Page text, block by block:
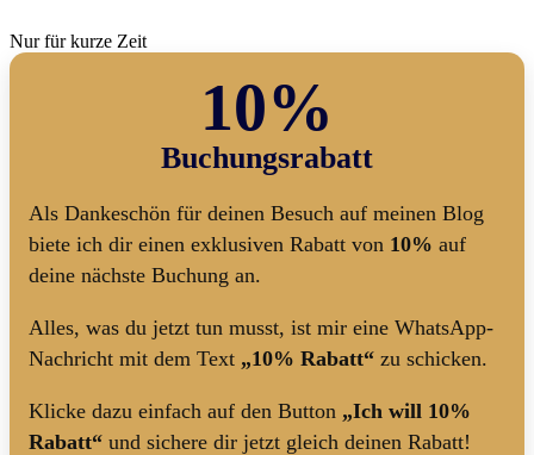
Nur für kurze Zeit
10%
Buchungsrabatt
Als Dankeschön für deinen Besuch auf meinen Blog
biete ich dir einen exklusiven Rabatt von 10% auf
deine nächste Buchung an.
Alles, was du jetzt tun musst, ist mir eine WhatsApp-
Nachricht mit dem Text „10% Rabatt“ zu schicken.
Klicke dazu einfach auf den Button „Ich will 10%
Rabatt“ und sichere dir jetzt gleich deinen Rabatt!